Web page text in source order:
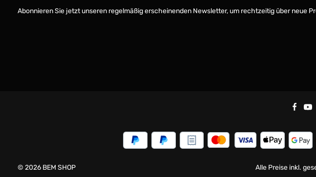
Abonnieren Sie jetzt unseren regelmäßig erscheinenden Newsletter, um rechtzeitig über neue
© 2026 BEM SHOP Alle Preise inkl.